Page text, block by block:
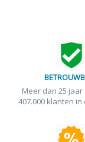
Meer dan 25
407.000 klanten